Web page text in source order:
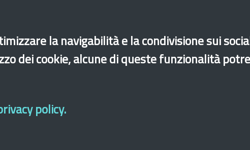
la navigabilità e la condivisione sui
dei cookie, alcune di queste funzionalità
policy.